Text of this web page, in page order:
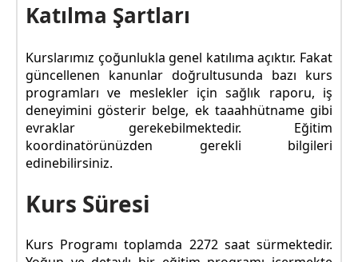
Katılma Şartları
Kurslarımız çoğunlukla genel katılıma açıktır. Fakat
güncellenen kanunlar doğrultusunda bazı kurs
programları ve meslekler için sağlık raporu, iş
deneyimini gösterir belge, ek taaahhütname gibi
evraklar gerekebilmektedir. Eğitim
koordinatörünüzden gerekli bilgileri
edinebilirsiniz.
Kurs Süresi
Kurs Programı toplamda 2272 saat sürmektedir.